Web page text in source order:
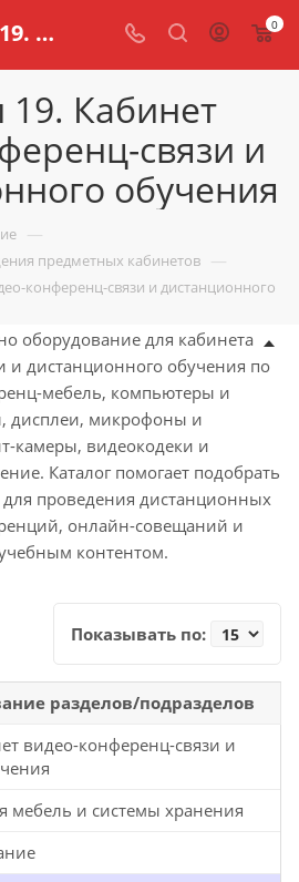
Подраздел 19. Кабинет видео-конференц-связи и дистанционного обучения школ согласно приказу 838 Минпросвещения России 0
19. Кабинет
связи и
обучения
—
предметных кабинетов —
конференц-связи и дистанционного
оборудование для кабинета
и дистанционного обучения по
мебель, компьютеры и
дисплеи, микрофоны и
камеры, видеокодеки и
Каталог помогает подобрать
для проведения дистанционных
онлайн-совещаний и
контентом.
Показывать по:
разделов/подразделов
видео-конференц-связи и
мебель и системы хранения